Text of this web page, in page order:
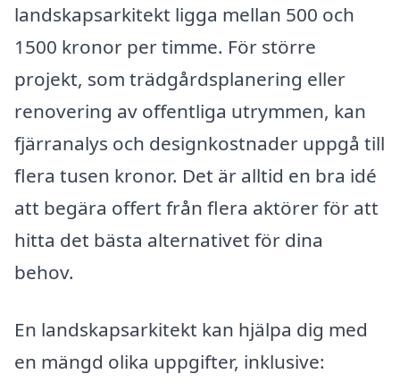
landskapsarkitekt ligga mellan 500 och
1500 kronor per timme. För större
projekt, som trädgårdsplanering eller
renovering av offentliga utrymmen, kan
fjärranalys och designkostnader uppgå till
flera tusen kronor. Det är alltid en bra idé
att begära offert från flera aktörer för att
hitta det bästa alternativet för dina
behov.
En landskapsarkitekt kan hjälpa dig med
en mängd olika uppgifter, inklusive: